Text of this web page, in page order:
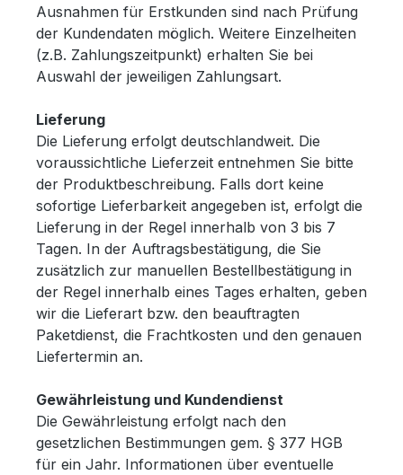
Ausnahmen für Erstkunden sind nach Prüfung
der Kundendaten möglich. Weitere Einzelheiten
(z.B. Zahlungszeitpunkt) erhalten Sie bei
Auswahl der jeweiligen Zahlungsart.
Lieferung
Die Lieferung erfolgt deutschlandweit. Die
voraussichtliche Lieferzeit entnehmen Sie bitte
der Produktbeschreibung. Falls dort keine
sofortige Lieferbarkeit angegeben ist, erfolgt die
Lieferung in der Regel innerhalb von 3 bis 7
Tagen. In der Auftragsbestätigung, die Sie
zusätzlich zur manuellen Bestellbestätigung in
der Regel innerhalb eines Tages erhalten, geben
wir die Lieferart bzw. den beauftragten
Paketdienst, die Frachtkosten und den genauen
Liefertermin an.
Gewährleistung und Kundendienst
Die Gewährleistung erfolgt nach den
gesetzlichen Bestimmungen gem. § 377 HGB
für ein Jahr. Informationen über eventuelle